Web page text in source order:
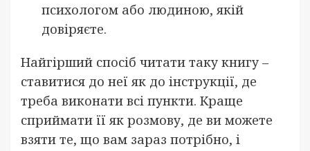
психологом або людиною, якій
довіряєте.
Найгірший спосіб читати таку книгу –
ставитися до неї як до інструкції, де
треба виконати всі пункти. Краще
сприймати її як розмову, де ви можете
взяти те, що вам зараз потрібно, і